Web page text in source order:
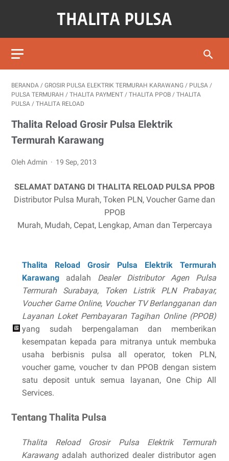
BERANDA / GROSIR PULSA ELEKTRIK TERMURAH KARAWANG / PULSA /
PULSA TERMURAH / THALITA PAYMENT / THALITA PPOB / THALITA
PULSA / THALITA RELOAD
Thalita Reload Grosir Pulsa Elektrik
Termurah Karawang
Oleh Admin 19 Sep, 2013
SELAMAT DATANG DI THALITA RELOAD PULSA PPOB
Distributor Pulsa Murah, Token PLN, Voucher Game dan
PPOB
Murah, Mudah, Cepat, Lengkap, Aman dan Terpercaya
Thalita Reload Grosir Pulsa Elektrik Termurah
Karawang adalah Dealer Distributor Agen Pulsa
Termurah Surabaya, Token Listrik PLN Prabayar,
Voucher Game Online, Voucher TV Berlangganan dan
Layanan Loket Pembayaran Tagihan Online (PPOB)
yang sudah berpengalaman dan memberikan
kesempatan kepada para mitranya untuk membuka
usaha berbisnis pulsa all operator, token PLN,
voucher game, voucher tv dan PPOB dengan sistem
satu deposit untuk semua layanan, One Chip All
Services.
Tentang Thalita Pulsa
Thalita Reload Grosir Pulsa Elektrik Termurah
Karawangadalah authorized dealer distributor agen